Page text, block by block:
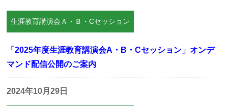
生涯教育講演会Ａ・Ｂ・Cセッション
「2025年度生涯教育講演会A・B・Cセッション」オンデ
マンド配信公開のご案内
2024年10月29日